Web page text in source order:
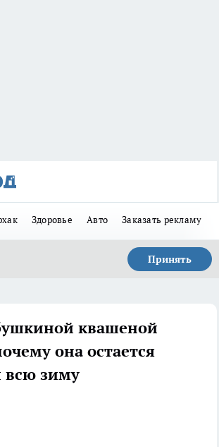
Здоровье Авто Заказать рекламу
Принять
квашеной
она остается
всю зиму